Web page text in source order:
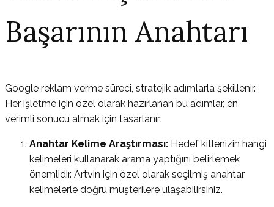
Başarının Anahtarı
Google reklam verme süreci, stratejik adımlarla şekillenir.
Her işletme için özel olarak hazırlanan bu adımlar, en
verimli sonucu almak için tasarlanır:
Anahtar Kelime Araştırması: Hedef kitlenizin hangi
kelimeleri kullanarak arama yaptığını belirlemek
önemlidir. Artvin için özel olarak seçilmiş anahtar
kelimelerle doğru müşterilere ulaşabilirsiniz.